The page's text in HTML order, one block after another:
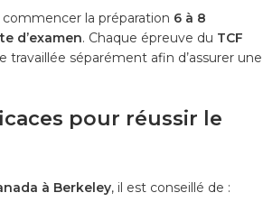
la préparation 6 à 8
d’examen. Chaque épreuve du TCF
travaillée séparément afin d’assurer une
pour réussir le
à Berkeley, il est conseillé de :